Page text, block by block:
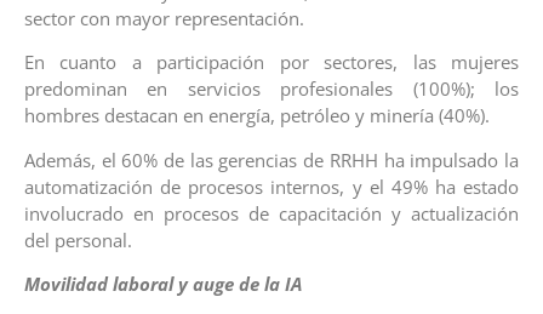
sector con mayor representación.
En cuanto a participación por sectores, las mujeres
predominan en servicios profesionales (100%); los
hombres destacan en energía, petróleo y minería (40%).
Además, el 60% de las gerencias de RRHH ha impulsado la
automatización de procesos internos, y el 49% ha estado
involucrado en procesos de capacitación y actualización
del personal.
Movilidad laboral y auge de la IA